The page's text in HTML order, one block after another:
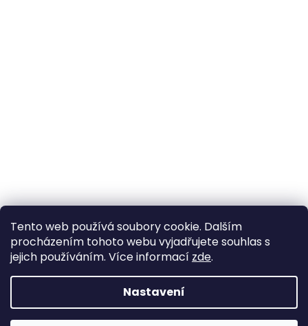
Tento web používá soubory cookie. Dalším
procházením tohoto webu vyjadřujete souhlas s
jejich používáním. Více informací zde.
Nastavení
Vytvořil Shoptet